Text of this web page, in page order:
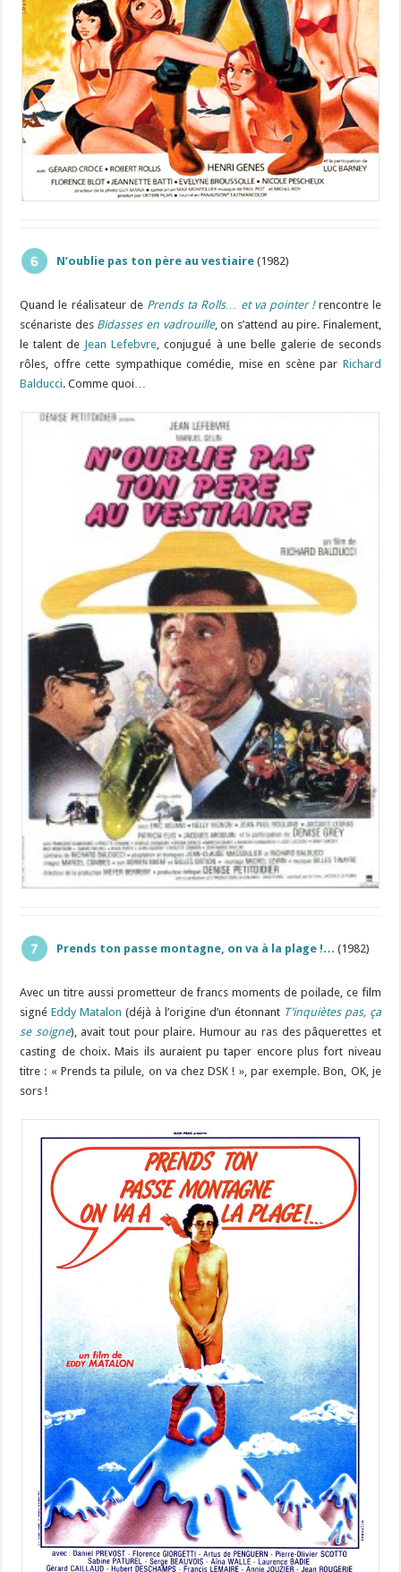
N’oublie pas ton père au vestiaire (1982)
Quand le réalisateur de Prends ta Rolls… et va pointer !rencontre le
scénariste des Bidasses en vadrouille, on s’attend au pire. Finalement,
le talent de Jean Lefebvre, conjugué à une belle galerie de seconds
rôles, offre cette sympathique comédie, mise en scène par Richard
Balducci. Comme quoi…
Prends ton passe montagne, on va à la plage !… (1982)
Avec un titre aussi prometteur de francs moments de poilade, ce film
signéEddy Matalon (déjà à l’origine d’un étonnant T’inquiètes pas, ça
se soigne), avait tout pour plaire. Humour au ras des pâquerettes et
casting de choix. Mais ils auraient pu taper encore plus fort niveau
titre : « Prends ta pilule, on va chez DSK ! », par exemple. Bon, OK, je
sors !